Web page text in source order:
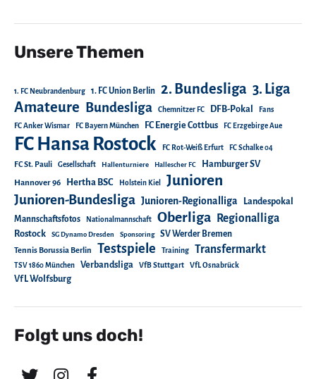
Unsere Themen
1. FC Neubrandenburg 1. FC Union Berlin 2. Bundesliga 3. Liga
Amateure Bundesliga Chemnitzer FC DFB-Pokal Fans
FC Anker Wismar FC Bayern München FC Energie Cottbus FC Erzgebirge Aue
FC Hansa Rostock FC Rot-Weiß Erfurt FC Schalke 04
FC St. Pauli Gesellschaft Hallenturniere Hallescher FC Hamburger SV
Hannover 96 Hertha BSC Holstein Kiel Junioren
Junioren-Bundesliga Junioren-Regionalliga
Landespokal
Mannschaftsfotos
Nationalmannschaft Oberliga Regionalliga
Rostock SG Dynamo Dresden Sponsoring SV Werder Bremen
Tennis Borussia Berlin Testspiele Training Transfermarkt
TSV 1860 München Verbandsliga VfB Stuttgart VfL Osnabrück
VfL Wolfsburg
Folgt uns doch!